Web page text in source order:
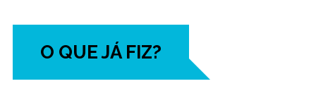
O QUE JÁ FIZ?